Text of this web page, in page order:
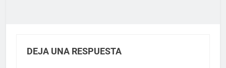
DEJA UNA RESPUESTA